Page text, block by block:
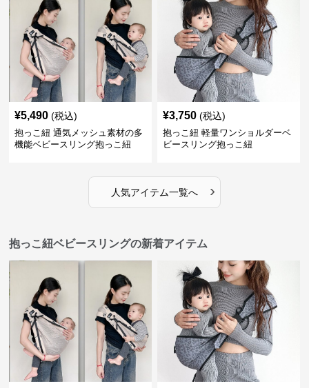
¥5,490 (税込)
抱っこ紐 通気メッシュ素材の多
機能ベビースリング抱っこ紐
¥3,750 (税込)
抱っこ紐 軽量ワンショルダーベ
ビースリング抱っこ紐
人気アイテム一覧へ ›
抱っこ紐ベビースリングの新着アイテム